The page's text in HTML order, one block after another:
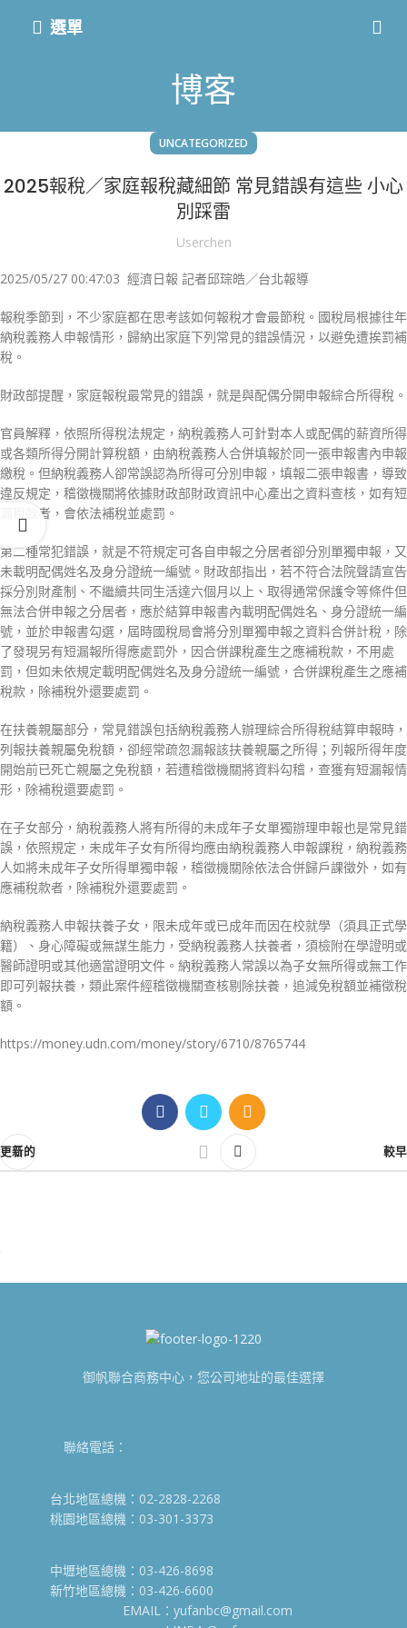
選單
博客
UNCATEGORIZED
2025報稅／家庭報稅藏細節 常見錯誤有這些 小心
別踩雷
Userchen
2025/05/27 00:47:03 經濟日報 記者邱琮皓／台北報導
報稅季節到，不少家庭都在思考該如何報稅才會最節稅。國稅局根據往年
納稅義務人申報情形，歸納出家庭下列常見的錯誤情況，以避免遭挨罰補
稅。
財政部提醒，家庭報稅最常見的錯誤，就是與配偶分開申報綜合所得稅。
官員解釋，依照所得稅法規定，納稅義務人可針對本人或配偶的薪資所得
或各類所得分開計算稅額，由納稅義務人合併填報於同一張申報書內申報
繳稅。但納稅義務人卻常誤認為所得可分別申報，填報二張申報書，導致
違反規定，稽徵機關將依據財政部財政資訊中心產出之資料查核，如有短
漏稅款者，會依法補稅並處罰。
第二種常犯錯誤，就是不符規定可各自申報之分居者卻分別單獨申報，又
未載明配偶姓名及身分證統一編號。財政部指出，若不符合法院聲請宣告
採分別財產制、不繼續共同生活達六個月以上、取得通常保護令等條件但
無法合併申報之分居者，應於結算申報書內載明配偶姓名、身分證統一編
號，並於申報書勾選，屆時國稅局會將分別單獨申報之資料合併計稅，除
了發現另有短漏報所得應處罰外，因合併課稅產生之應補稅款，不用處
罰，但如未依規定載明配偶姓名及身分證統一編號，合併課稅產生之應補
稅款，除補稅外還要處罰。
在扶養親屬部分，常見錯誤包括納稅義務人辦理綜合所得稅結算申報時，
列報扶養親屬免稅額，卻經常疏忽漏報該扶養親屬之所得；列報所得年度
開始前已死亡親屬之免稅額，若遭稽徵機關將資料勾稽，查獲有短漏報情
形，除補稅還要處罰。
在子女部分，納稅義務人將有所得的未成年子女單獨辦理申報也是常見錯
誤，依照規定，未成年子女有所得均應由納稅義務人申報課稅，納稅義務
人如將未成年子女所得單獨申報，稽徵機關除依法合併歸戶課徵外，如有
應補稅款者，除補稅外還要處罰。
納稅義務人申報扶養子女，限未成年或已成年而因在校就學（須具正式學
籍）、身心障礙或無謀生能力，受納稅義務人扶養者，須檢附在學證明或
醫師證明或其他適當證明文件。納稅義務人常誤以為子女無所得或無工作
即可列報扶養，類此案件經稽徵機關查核剔除扶養，追減免稅額並補徵稅
額。
https://money.udn.com/money/story/6710/8765744
更新的 較早
御帆聯合商務中心，您公司地址的最佳選擇
聯絡電話：
台北地區總機：02-2828-2268
桃園地區總機：03-301-3373
中壢地區總機：03-426-8698
新竹地區總機：03-426-6600
EMAIL：yufanbc@gmail.com